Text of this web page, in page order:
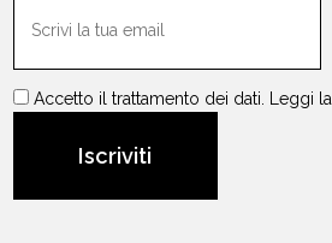
Accetto il trattamento dei dati. Leggi la